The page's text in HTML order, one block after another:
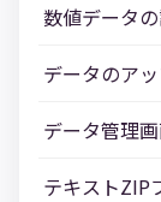
数値データ
データのア
データ管理
テキストZIP